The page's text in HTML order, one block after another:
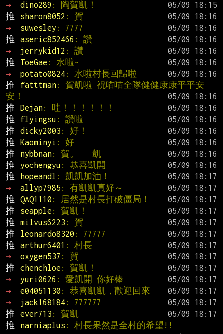
→
dino289 : 陶賀凱！
推
sharon8052 : 賀
→
suwesley : 7777
推
aseric852466 : 讚
→
jerrykid12 : 讚
推
ToeGae : 水啦~
→
potato0824: 水啦村長回歸啦
推
fatttman: 賀凱啦 祝喵喵全隊健健康康平平安
安！
推
Dejan: 哇！！！！！！
推
flyingsu : 讚啦
推
dicky2003 : 好！
推
Kaominyi : 好
推
nybbnan: 賀。   凱
推
yochengyu : 恭喜凱開
推
hopeandl : 凱凱加油！
→
allyp7985 : 有凱凱真好～
推
QAQ1110 : 居然是村長打破僵局！
推
seapple : 賀凱！
推
milvus6223 : 賀
推
leonardo8320 : 77777
推
arthur6401 : 村長
→
oxygen537 : 賀
推
chenchloe : 賀凱！
→
yuri0626 : 愛凱開 你好棒
→
e04051130 : 恭喜凱凱，歡迎回來
→
jack168184: 777777
推
ever713 : 賀凱
推
narniaplus : 村長果然是全村的希望!!